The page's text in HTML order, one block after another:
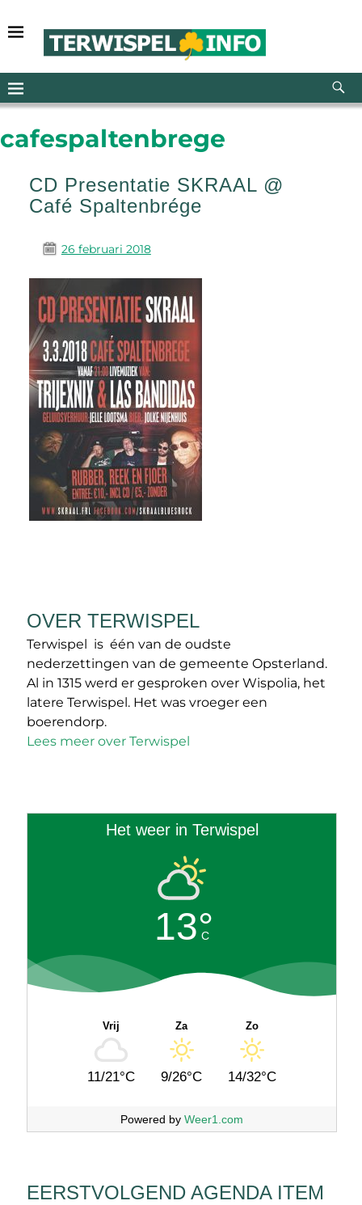
cafespaltenbrege
CD Presentatie SKRAAL @
Café Spaltenbrége
26 februari 2018
OVER TERWISPEL
Terwispel is één van de oudste
nederzettingen van de gemeente Opsterland.
Al in 1315 werd er gesproken over Wispolia, het
latere Terwispel. Het was vroeger een
boerendorp.
Lees meer over Terwispel
Het weer in Terwispel
13°
C
Vrij
11/21°C
Za
9/26°C
Zo
14/32°C
Powered by Weer1.com
EERSTVOLGEND AGENDA ITEM